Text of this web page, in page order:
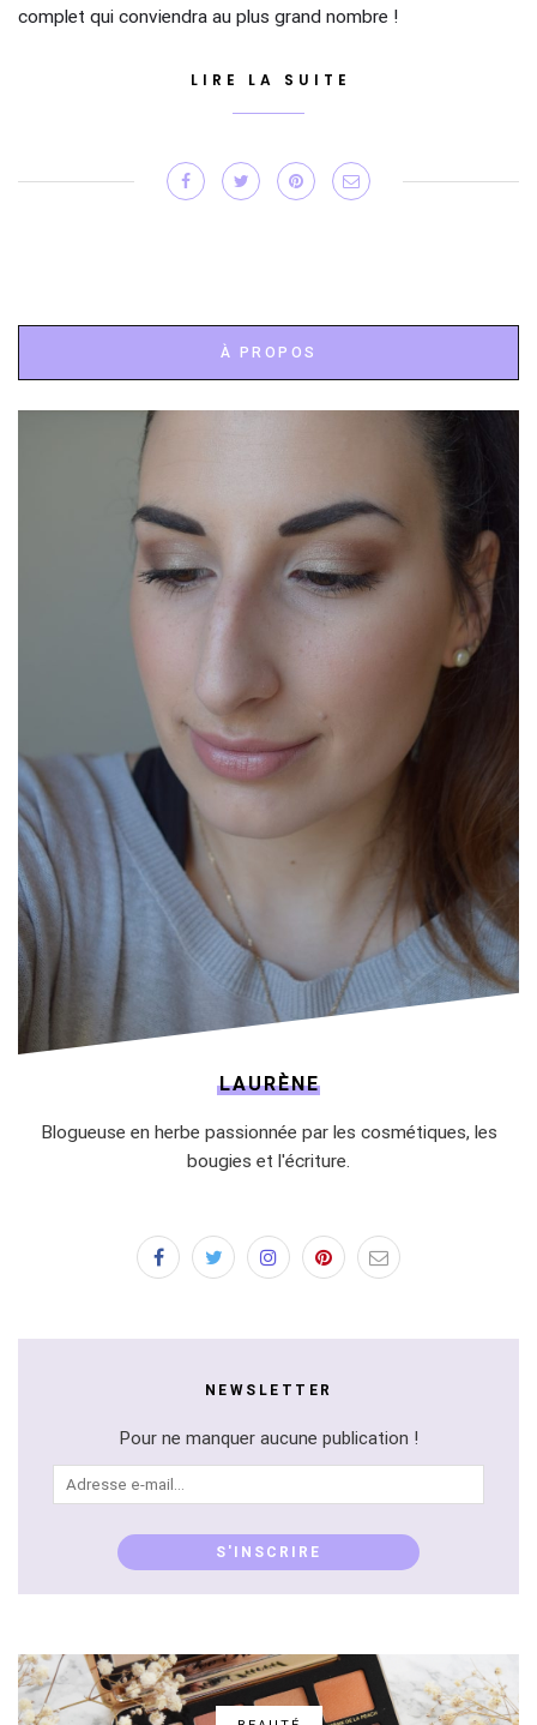
complet qui conviendra au plus grand nombre !
LIRE LA SUITE
À PROPOS
LAURÈNE
Blogueuse en herbe passionnée par les cosmétiques, les
bougies et l'écriture.
NEWSLETTER
Pour ne manquer aucune publication !
Adresse
e-
S'INSCRIRE